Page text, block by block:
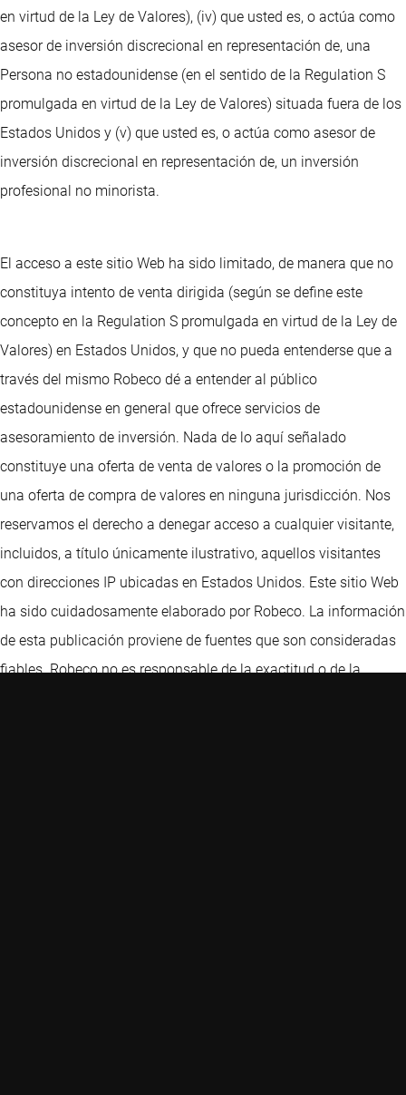
en virtud de la Ley de Valores), (iv) que usted es, o actúa como
asesor de inversión discrecional en representación de, una
Persona no estadounidense (en el sentido de la Regulation S
promulgada en virtud de la Ley de Valores) situada fuera de los
Estados Unidos y (v) que usted es, o actúa como asesor de
inversión discrecional en representación de, un inversión
profesional no minorista.
El acceso a este sitio Web ha sido limitado, de manera que no
constituya intento de venta dirigida (según se define este
concepto en la Regulation S promulgada en virtud de la Ley de
Valores) en Estados Unidos, y que no pueda entenderse que a
través del mismo Robeco dé a entender al público
estadounidense en general que ofrece servicios de
asesoramiento de inversión. Nada de lo aquí señalado
constituye una oferta de venta de valores o la promoción de
una oferta de compra de valores en ninguna jurisdicción. Nos
reservamos el derecho a denegar acceso a cualquier visitante,
incluidos, a título únicamente ilustrativo, aquellos visitantes
con direcciones IP ubicadas en Estados Unidos. Este sitio Web
ha sido cuidadosamente elaborado por Robeco. La información
de esta publicación proviene de fuentes que son consideradas
fiables. Robeco no es responsable de la exactitud o de la